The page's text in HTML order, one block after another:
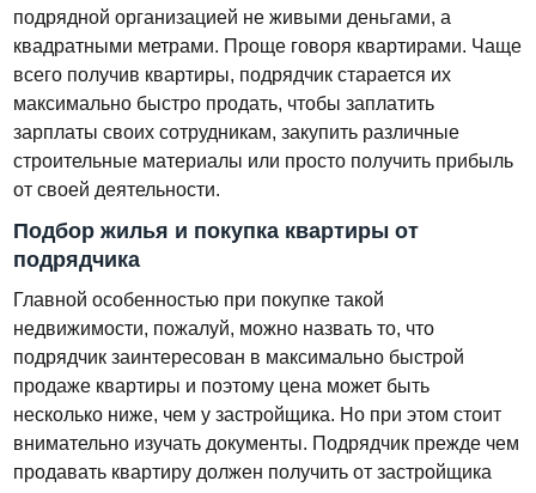
подрядной организацией не живыми деньгами, а
квадратными метрами. Проще говоря квартирами. Чаще
всего получив квартиры, подрядчик старается их
максимально быстро продать, чтобы заплатить
зарплаты своих сотрудникам, закупить различные
строительные материалы или просто получить прибыль
от своей деятельности.
Подбор жилья и покупка квартиры от
подрядчика
Главной особенностью при покупке такой
недвижимости, пожалуй, можно назвать то, что
подрядчик заинтересован в максимально быстрой
продаже квартиры и поэтому цена может быть
несколько ниже, чем у застройщика. Но при этом стоит
внимательно изучать документы. Подрядчик прежде чем
продавать квартиру должен получить от застройщика